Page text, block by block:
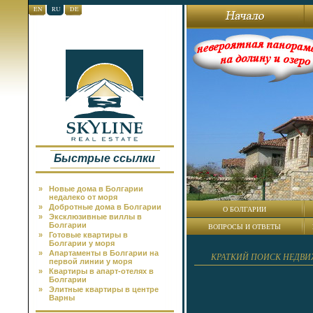
EN RU DE
Быстрые ссылки
»
Новые дома в Болгарии
недалеко от моря
»
Добротные дома в Болгарии
»
Эксклюзивные виллы в
Болгарии
»
Готовые квартиры в
Болгарии у моря
»
Апартаменты в Болгарии на
первой линии у моря
»
Квартиры в апарт-отелях в
Болгарии
»
Элитные квартиры в центре
Варны
О БОЛГАРИИ
ВОПРОСЫ И ОТВЕТЫ
КРАТКИЙ ПОИСК